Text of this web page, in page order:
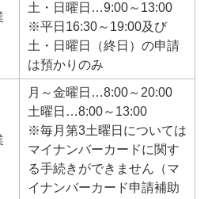
土・日曜日…9:00～13:00
※平日16:30～19:00及び
土・日曜日（終日）の申請
は預かりのみ
月～金曜日…8:00～20:00
土曜日…8:00～13:00
※毎月第3土曜日については
マイナンバーカードに関す
る手続きができません（マ
イナンバーカード申請補助